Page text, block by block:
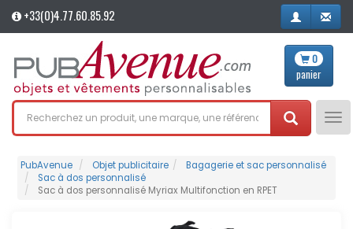
+33(0)4.77.60.85.92
0
panier
PubAvenue Objet publicitaire
Bagagerie et sac personnalisé
Sac à dos personnalisé
Sac à dos personnalisé Myriax Multifonction en RPET